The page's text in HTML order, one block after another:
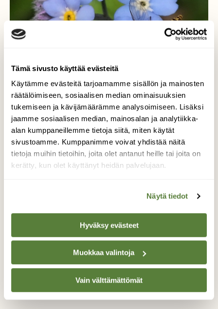
Tämä sivusto käyttää evästeitä
Käytämme evästeitä tarjoamamme sisällön ja mainosten
räätälöimiseen, sosiaalisen median ominaisuuksien
tukemiseen ja kävijämäärämme analysoimiseen. Lisäksi
jaamme sosiaalisen median, mainosalan ja analytiikka-
alan kumppaneillemme tietoja siitä, miten käytät
sivustoamme. Kumppanimme voivat yhdistää näitä
tietoja muihin tietoihin, joita olet antanut heille tai joita on
kerätty, kun olet käyttänyt heidän palvelujaan.
Näytä tiedot
Hyväksy evästeet
Muokkaa valintoja
Vain välttämättömät
Hoikkakirvari
Valokuvaaja: Tarja Naukkarinen, Savitaipale
TAKAISIN LISTAAN